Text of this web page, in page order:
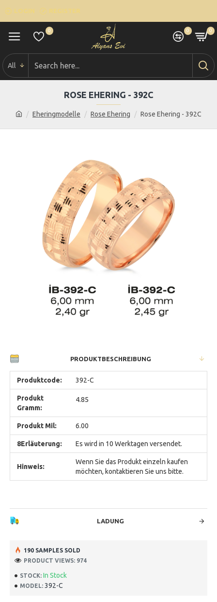
LOGIN REGISTER
0 0 0
All
Eheringmodelle Rose Ehering Rose Ehering - 392C
ROSE EHERING - 392C
PRODUKTBESCHREIBUNG
Produktcode: 392-C
Produkt
Gramm:
4.85
Produkt Mil: 6.00
8Erläuterung: Es wird in 10 Werktagen versendet.
Hinweis:
Wenn Sie das Produkt einzeln kaufen
möchten, kontaktieren Sie uns bitte.
LADUNG
STOCK: In Stock
MODEL: 392-C
190 SAMPLES SOLD
PRODUCT VIEWS: 974